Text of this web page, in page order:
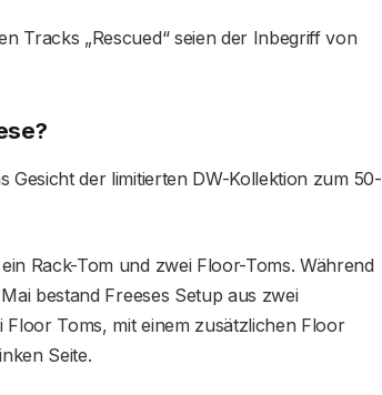
Tracks „Rescued“ seien der Inbegriff von
Gesicht der limitierten DW-Kollektion zum 50-
Rack-Tom und zwei Floor-Toms. Während
bestand Freeses Setup aus zwei
Toms, mit einem zusätzlichen Floor
Seite.